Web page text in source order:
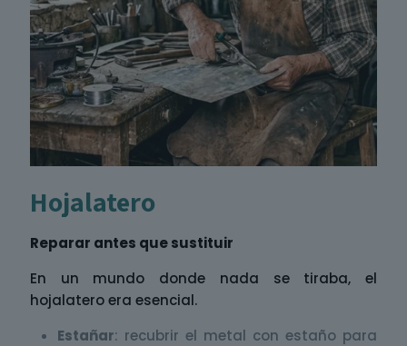
Hojalatero
Reparar antes que sustituir
En un mundo donde nada se tiraba, el
hojalatero era esencial.
Estañar: recubrir el metal con estaño para